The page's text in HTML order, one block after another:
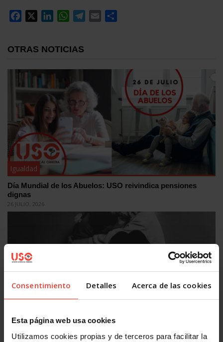
Consentimiento Detalles Acerca de las cookies
Esta página web usa cookies
Utilizamos cookies propias y de terceros para facilitar la
Facebook
LinkedInWhatsApp
Telegram
Email
OTRAS NOTICIAS
Igualdad
Día Mundial de los Abuelos: USO reivindica pensiones
dignas
26 JULIO, 2026
Ley Orgánica de Violencia Vicaria